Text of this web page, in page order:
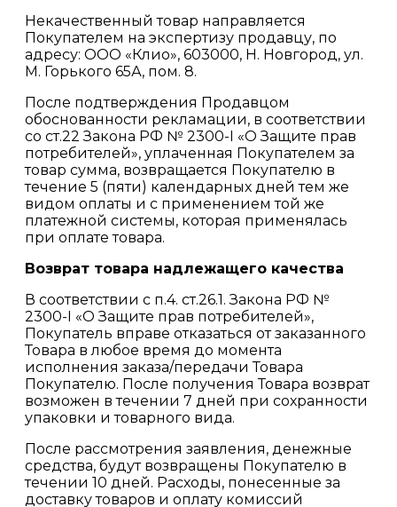
Некачественный товар направляется
Покупателем на экспертизу продавцу, по
адресу: ООО «Клио», 603000, Н. Новгород, ул.
М. Горького 65А, пом. 8.
После подтверждения Продавцом
обоснованности рекламации, в соответствии
со ст.22 Закона РФ № 2300-I «О Защите прав
потребителей», уплаченная Покупателем за
товар сумма, возвращается Покупателю в
течение 5 (пяти) календарных дней тем же
видом оплаты и с применением той же
платежной системы, которая применялась
при оплате товара.
Возврат товара надлежащего качества
В соответствии с п.4. ст.26.1. Закона РФ №
2300-I «О Защите прав потребителей»,
Покупатель вправе отказаться от заказанного
Товара в любое время до момента
исполнения заказа/передачи Товара
Покупателю. После получения Товара возврат
возможен в течении 7 дней при сохранности
упаковки и товарного вида.
После рассмотрения заявления, денежные
средства, будут возвращены Покупателю в
течении 10 дней. Расходы, понесенные за
доставку товаров и оплату комиссий